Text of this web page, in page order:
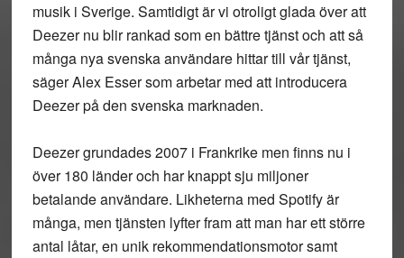
musik i Sverige. Samtidigt är vi otroligt glada över att
Deezer nu blir rankad som en bättre tjänst och att så
många nya svenska användare hittar till vår tjänst,
säger Alex Esser som arbetar med att introducera
Deezer på den svenska marknaden.
Deezer grundades 2007 i Frankrike men finns nu i
över 180 länder och har knappt sju miljoner
betalande användare. Likheterna med Spotify är
många, men tjänsten lyfter fram att man har ett större
antal låtar, en unik rekommendationsmotor samt